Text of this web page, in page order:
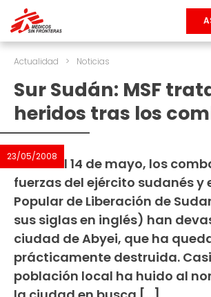
Actualidad > Noticias
Sur Sudán: MSF
heridos tras los
23/05/2008
Desde el 14 de mayo, los
fuerzas del ejército sudanés y
Popular de Liberación de
sus siglas en inglés) han
ciudad de Abyei, que ha
prácticamente destruida.
población local ha huido al